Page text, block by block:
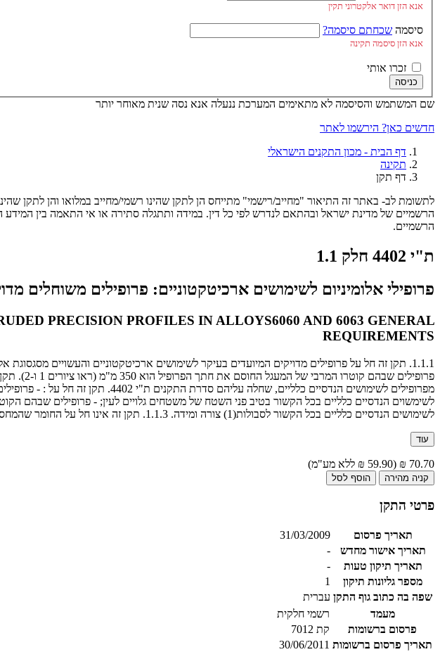
אנא הזן דואר אלקטרוני תקין
סיסמה שכחתם סיסמה?
אנא הזן סיסמה תקינה
זכרו אותי
כניסה
שם המשתמש והסיסמה לא מתאימים המערכת ננעלה אנא נסה שנית מאוחר יותר
חדשים כאן? הירשמו לאתר
דף הבית - מכון התקנים הישראלי
תקינה
דף תקן
לתשומת לב- באתר זה התיאור "מחייב/רישמי" מתייחס הן לתקן שהינו רשמי/מחייב במלואו והן לתקן
הרשמיים של מדינת ישראל ובהתאם לנדרש לפי כל דין. במידה ותתגלה סתירה או אי התאמה בין
הרשמיים.
ת"י 4402 חלק 1.1
פרופילי אלומיניום לשימושים ארכיטקטוניים: פרופילים משוחלים מדויקים מסגסוגת 6060 ו-
PRECISION PROFILES IN ALLOYS6060 AND 6063 GENERAL
REQUIREMENTS
לשימושים הנדסיים כלליים בכל הקשור לסבולות(1) צורה ומידה. 1.1.3. תקן זה אינו חל על החומר שהמחסום התרמי עשוי ממנו.
עוד
70.70 ₪ (59.90 ₪ ללא מע"מ)
קניה מהירה הוסף לסל
פרטי התקן
תאריך פרסום
31/03/2009
תאריך אישור מחדש
-
תאריך תיקון טעות
-
מספר גליונות תיקון
1
שפה בה כתוב גוף התקן עברית
מעמד
רשמי חלקית
פרסום ברשומות
קת 7012
תאריך פרסום ברשומות 30/06/2011